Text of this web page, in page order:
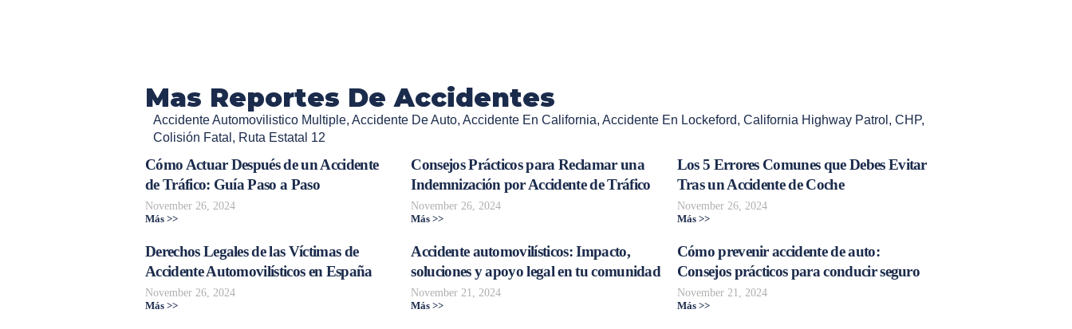
Mas Reportes De Accidentes
Accidente Automovilistico Multiple, Accidente De Auto, Accidente En California, Accidente En Lockeford, California Highway Patrol , CHP,
Colisión Fatal , Ruta Estatal 12
Cómo Actuar Después de un Accidente
de Tráfico: Guía Paso a Paso
November 26, 2024
Más >>
Consejos Prácticos para Reclamar una
Indemnización por Accidente de Tráfico
November 26, 2024
Más >>
Los 5 Errores Comunes que Debes Evitar
Tras un Accidente de Coche
November 26, 2024
Más >>
Derechos Legales de las Víctimas de
Accidente Automovilísticos en España
November 26, 2024
Más >>
Accidente automovilísticos: Impacto,
soluciones y apoyo legal en tu comunidad
November 21, 2024
Más >>
Cómo prevenir accidente de auto:
Consejos prácticos para conducir seguro
November 21, 2024
Más >>